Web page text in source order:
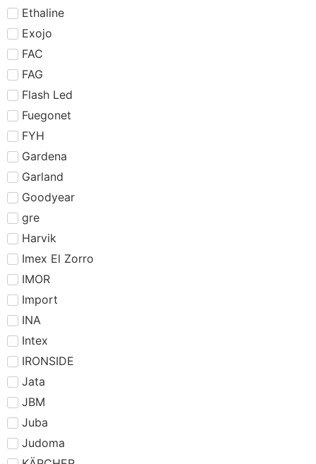
Ethaline
Exojo
FAC
FAG
Flash Led
Fuegonet
FYH
Gardena
Garland
Goodyear
gre
Harvik
Imex El Zorro
IMOR
Import
INA
Intex
IRONSIDE
Jata
JBM
Juba
Judoma